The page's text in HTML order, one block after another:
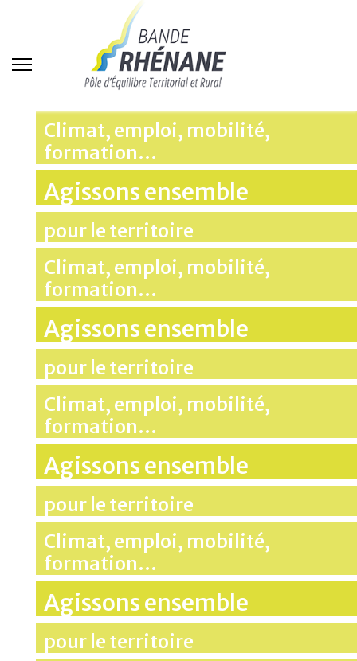
Climat, emploi, mobilité,
formation…
Agissons ensemble
pour le territoire
Climat, emploi, mobilité,
formation…
Agissons ensemble
pour le territoire
Climat, emploi, mobilité,
formation…
Agissons ensemble
pour le territoire
Climat, emploi, mobilité,
formation…
Agissons ensemble
pour le territoire